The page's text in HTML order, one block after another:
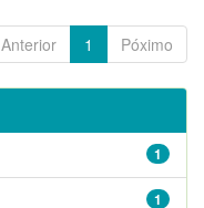
Anterior 1 Póximo
1
1